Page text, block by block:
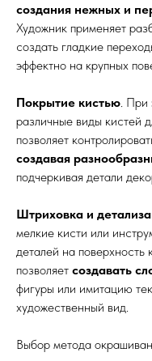
создания нежных и
Художник применяет
создать гладкие
эффектно на крупных
Покрытие кистью .
различные виды кистей
позволяет
создавая
подчеркивая детали
Штриховка и
мелкие кисти или
деталей на
позволяет создавать
фигуры или имитацию
художественный вид.
Выбор метода